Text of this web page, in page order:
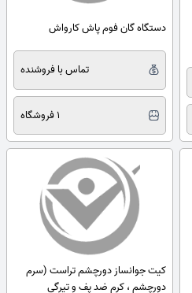
دستگاه گان فوم پاش کارواش
تماس با فروشنده
1 فروشگاه
کیت جوانساز دورچشم تراست (سرم
دورچشم ، کرم ضد پف و تیرگی